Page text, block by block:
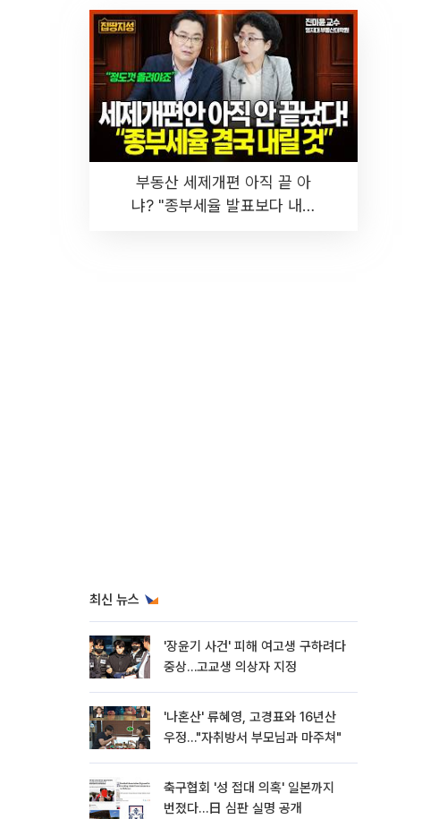
부동산 세제개편 아직 끝 아
냐? "종부세율 발표보다 내릴
최신 뉴스
'장윤기 사건' 피해 여고생 구하려다
중상…고교생 의상자 지정
'나혼산' 류혜영, 고경표와 16년산
우정…"자취방서 부모님과 마주쳐"
축구협회 '성 접대 의혹' 일본까지
번졌다…日 심판 실명 공개